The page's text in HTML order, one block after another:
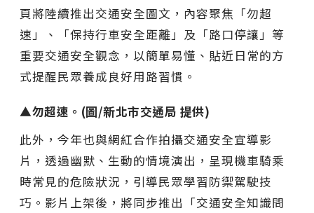
頁將陸續推出交通安全圖文，內容聚焦「勿超
速」、「保持行車安全距離」及「路口停讓」等
重要交通安全觀念，以簡單易懂、貼近日常的方
式提醒民眾養成良好用路習慣。
▲勿超速。(圖/新北市交通局 提供)
此外，今年也與網紅合作拍攝交通安全宣導影
片，透過幽默、生動的情境演出，呈現機車騎乘
時常見的危險狀況，引導民眾學習防禦駕駛技
巧。影片上架後，將同步推出「交通安全知識問